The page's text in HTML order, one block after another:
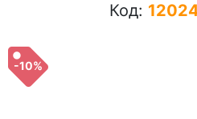
Код:
-10%